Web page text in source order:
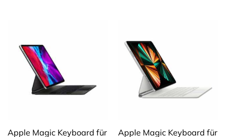
Apple Magic Keyboard für
Apple Magic Keyboard für